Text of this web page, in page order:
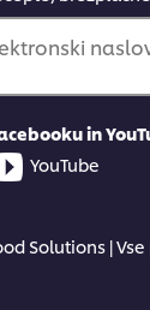
in
YouTube
Solutions |